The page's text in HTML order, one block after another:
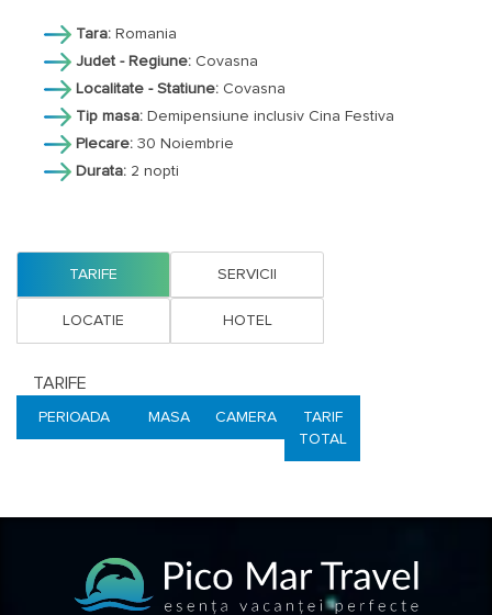
Tara: Romania
Judet - Regiune: Covasna
Localitate - Statiune: Covasna
Tip masa: Demipensiune inclusiv Cina Festiva
Plecare: 30 Noiembrie
Durata: 2 nopti
TARIFE SERVICII
LOCATIE HOTEL
TARIFE
PERIOADA MASA CAMERA
TARIF
TOTAL